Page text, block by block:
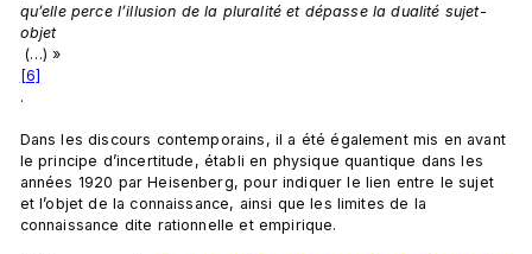
qu’elle perce l’illusion de la pluralité et dépasse la dualité sujet-
objet
(…) »
[6]
.
Dans les discours contemporains, il a été également mis en avant
le principe d’incertitude, établi en physique quantique dans les
années 1920 par Heisenberg, pour indiquer le lien entre le sujet
et l’objet de la connaissance, ainsi que les limites de la